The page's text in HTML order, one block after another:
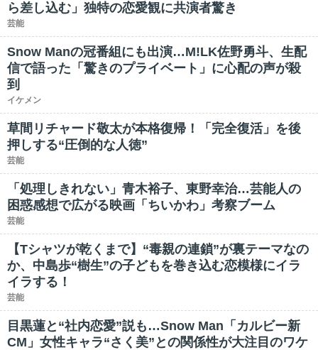
ら差し込む」独特の恋愛観に共演者驚き
芸能
Snow Manの冠番組にも出演…M!LK佐野勇斗、生配
信で語った「驚きのプライベート」に心配の声が殺
到
イケメン
草間リチャード敬太が本格復帰！「完全復活」を後
押しする“圧倒的な人徳”
芸能
「処理しきれない」青木裕子、東野幸治…芸能人の
困惑感想で広がる映画「ちいかわ」考察ブーム
芸能
【Tシャツが乾くまで】“毒親の連鎖”が裏テーマなの
か、中島歩“樹生”の子どもを巻き込む恋模様にイラ
イラする！
芸能
目黒蓮と“社内恋愛”説も…Snow Man「カルビー新
CM」女性キャラ“さく美”との関係性が大注目のワケ